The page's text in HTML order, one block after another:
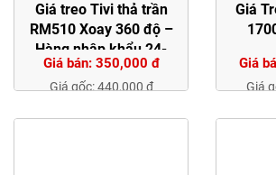
Giá treo Tivi thả trần
RM510 Xoay 360 độ –
Hàng nhập khẩu 24-
43Inch
Giá bán: 350,000 đ
Giá gốc: 440,000 đ
Giá
Giá
Giá